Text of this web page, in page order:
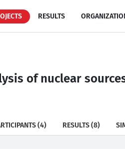
RESULTS
of nuclear
(4) RESULTS(8)